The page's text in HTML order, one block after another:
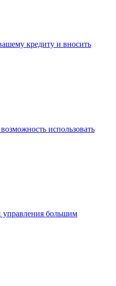
кредиту и вносить
использовать
управления большим